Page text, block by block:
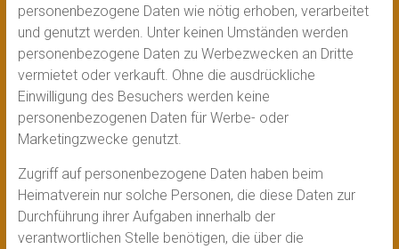
personenbezogene Daten wie nötig erhoben, verarbeitet
und genutzt werden. Unter keinen Umständen werden
personenbezogene Daten zu Werbezwecken an Dritte
vermietet oder verkauft. Ohne die ausdrückliche
Einwilligung des Besuchers werden keine
personenbezogenen Daten für Werbe- oder
Marketingzwecke genutzt.
Zugriff auf personenbezogene Daten haben beim
Heimatverein nur solche Personen, die diese Daten zur
Durchführung ihrer Aufgaben innerhalb der
verantwortlichen Stelle benötigen, die über die